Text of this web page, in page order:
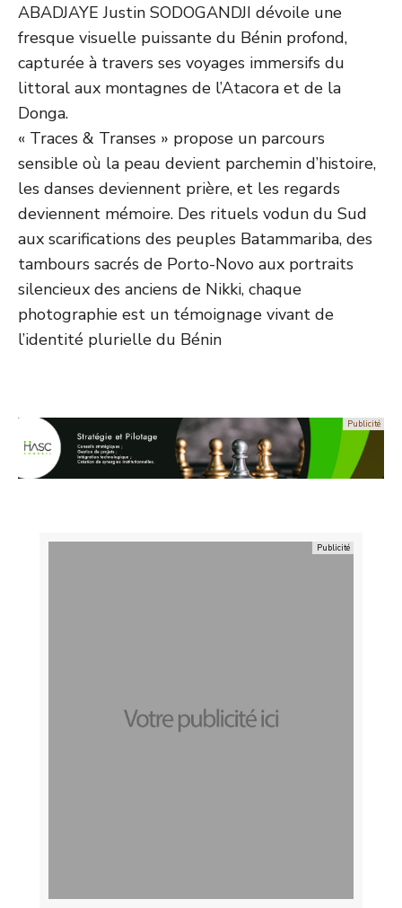
ABADJAYE Justin SODOGANDJI dévoile une
fresque visuelle puissante du Bénin profond,
capturée à travers ses voyages immersifs du
littoral aux montagnes de l’Atacora et de la
Donga.
« Traces & Transes » propose un parcours
sensible où la peau devient parchemin d’histoire,
les danses deviennent prière, et les regards
deviennent mémoire. Des rituels vodun du Sud
aux scarifications des peuples Batammariba, des
tambours sacrés de Porto-Novo aux portraits
silencieux des anciens de Nikki, chaque
photographie est un témoignage vivant de
l’identité plurielle du Bénin